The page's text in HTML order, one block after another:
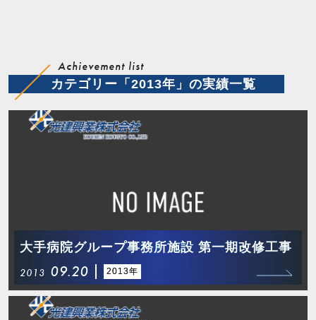
Achievement list
カテゴリー「2013年」の実績一覧
大手病院グループ事務所施設 第一期改修工事
2013 09.20 2013年